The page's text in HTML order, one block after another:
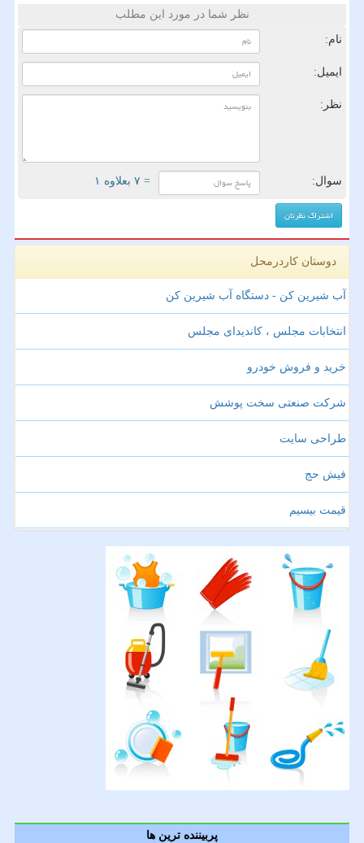
نظر شما در مورد این مطلب
نام:
ایمیل:
نظر:
سوال: = ۷ بعلاوه ۱
دوستان کاردرمحل
آب شیرین کن - دستگاه آب شیرین کن
انتخابات مجلس ، کاندیدای مجلس
خرید و فروش خودرو
شرکت صنعتی سخت پوشش
طراحی سایت
فیش حج
قیمت بیسیم
پربیننده ترین ها